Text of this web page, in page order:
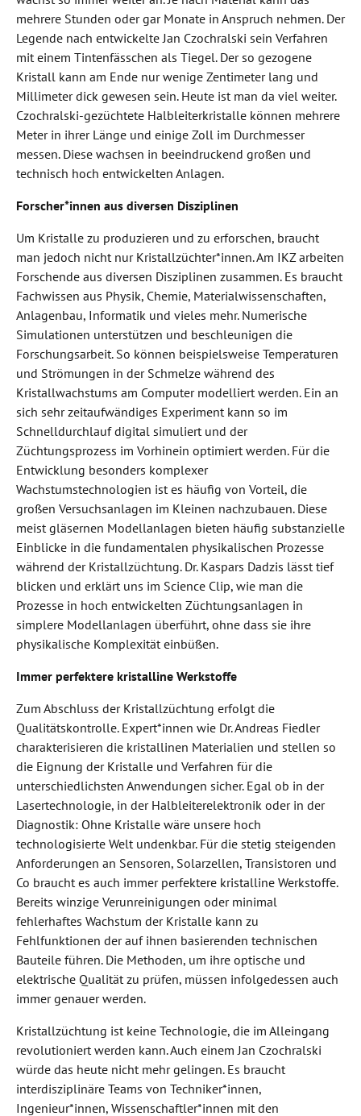
mehrere Stunden oder gar Monate in Anspruch nehmen. Der
Legende nach entwickelte Jan Czochralski sein Verfahren
mit einem Tintenfässchen als Tiegel. Der so gezogene
Kristall kann am Ende nur wenige Zentimeter lang und
Millimeter dick gewesen sein. Heute ist man da viel weiter.
Czochralski-gezüchtete Halbleiterkristalle können mehrere
Meter in ihrer Länge und einige Zoll im Durchmesser
messen. Diese wachsen in beeindruckend großen und
technisch hoch entwickelten Anlagen.
Forscher*innen aus diversen Disziplinen
Um Kristalle zu produzieren und zu erforschen, braucht
man jedoch nicht nur Kristallzüchter*innen. Am IKZ arbeiten
Forschende aus diversen Disziplinen zusammen. Es braucht
Fachwissen aus Physik, Chemie, Materialwissenschaften,
Anlagenbau, Informatik und vieles mehr. Numerische
Simulationen unterstützen und beschleunigen die
Forschungsarbeit. So können beispielsweise Temperaturen
und Strömungen in der Schmelze während des
Kristallwachstums am Computer modelliert werden. Ein an
sich sehr zeitaufwändiges Experiment kann so im
Schnelldurchlauf digital simuliert und der
Züchtungsprozess im Vorhinein optimiert werden. Für die
Entwicklung besonders komplexer
Wachstumstechnologien ist es häufig von Vorteil, die
großen Versuchsanlagen im Kleinen nachzubauen. Diese
meist gläsernen Modellanlagen bieten häufig substanzielle
Einblicke in die fundamentalen physikalischen Prozesse
während der Kristallzüchtung. Dr. Kaspars Dadzis lässt tief
blicken und erklärt uns im Science Clip, wie man die
Prozesse in hoch entwickelten Züchtungsanlagen in
simplere Modellanlagen überführt, ohne dass sie ihre
physikalische Komplexität einbüßen.
Immer perfektere kristalline Werkstoffe
Zum Abschluss der Kristallzüchtung erfolgt die
Qualitätskontrolle. Expert*innen wie Dr. Andreas Fiedler
charakterisieren die kristallinen Materialien und stellen so
die Eignung der Kristalle und Verfahren für die
unterschiedlichsten Anwendungen sicher. Egal ob in der
Lasertechnologie, in der Halbleiterelektronik oder in der
Diagnostik: Ohne Kristalle wäre unsere hoch
technologisierte Welt undenkbar. Für die stetig steigenden
Anforderungen an Sensoren, Solarzellen, Transistoren und
Co braucht es auch immer perfektere kristalline Werkstoffe.
Bereits winzige Verunreinigungen oder minimal
fehlerhaftes Wachstum der Kristalle kann zu
Fehlfunktionen der auf ihnen basierenden technischen
Bauteile führen. Die Methoden, um ihre optische und
elektrische Qualität zu prüfen, müssen infolgedessen auch
immer genauer werden.
Kristallzüchtung ist keine Technologie, die im Alleingang
revolutioniert werden kann. Auch einem Jan Czochralski
würde das heute nicht mehr gelingen. Es braucht
interdisziplinäre Teams von Techniker*innen,
Ingenieur*innen, Wissenschaftler*innen mit den